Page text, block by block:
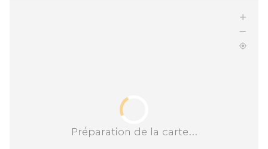
Préparation de la carte...